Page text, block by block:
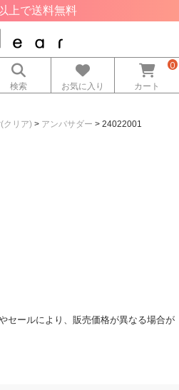
上で送料無料
検索 お気に入り カート
0
クリア) アンバサダー 24022001
セールにより、販売価格が異なる場合が